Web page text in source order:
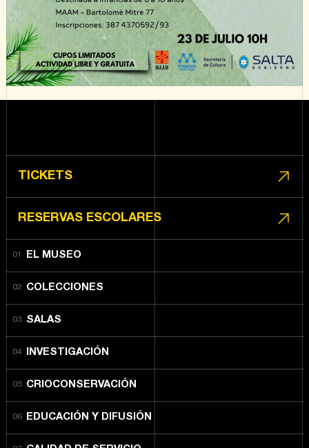
TICKETS
RESERVAS ESCOLARES
EL MUSEO
COLECCIONES
SALAS
INVESTIGACIÓN
CRIOCONSERVACIÓN
EDUCACIÓN Y DIFUSIÓN